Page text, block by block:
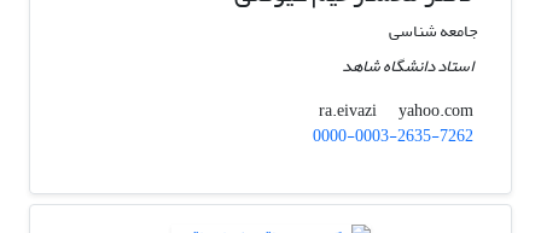
جامعه شناسی
استاد دانشگاه شاهد
ra.eivazi
yahoo.com
0000-0003-2635-7262